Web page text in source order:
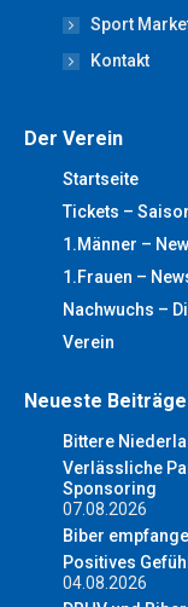
Sport
Kontakt
Der Verein
Startseite
Tickets –
1.Männer –
1.Frauen –
Nachwuchs –
Verein
Neueste Beiträge
Bittere
Verlässliche
Sponsoring
07.08.2026
Biber
Positives
04.08.2026